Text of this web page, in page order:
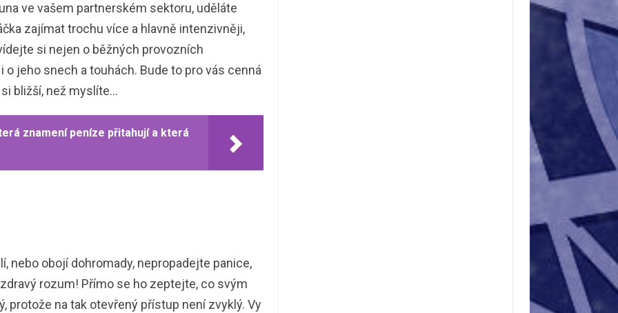
ve vašem partnerském sektoru, uděláte
zajímat trochu více a hlavně intenzivněji,
si nejen o běžných provozních
jeho snech a touhách. Bude to pro vás cenná
bližší, než myslíte…
znamení peníze přitahují a která
nebo obojí dohromady, nepropadejte panice,
rozum! Přímo se ho zeptejte, co svým
protože na tak otevřený přístup není zvyklý. Vy